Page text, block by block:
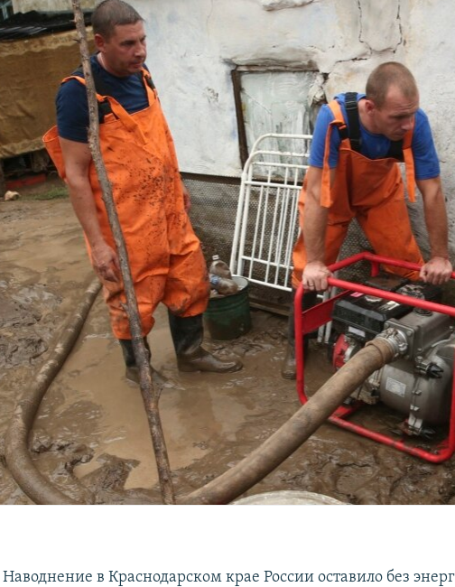
Наводнение в Краснодарском крае России оставило без